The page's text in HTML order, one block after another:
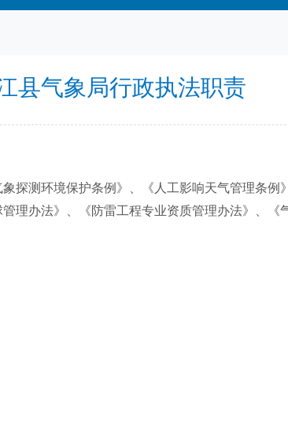
县气象局行政执法职责
探测环境保护条例》、《人工影响天气管理条例
理办法》、《防雷工程专业资质管理办法》、《